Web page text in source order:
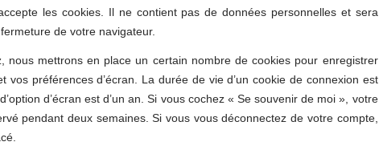
les cookies. Il ne contient pas de données personnelles et sera
de votre navigateur.
nous mettrons en place un certain nombre de cookies pour enregistrer
vos préférences d’écran. La durée de vie d’un cookie de connexion est
d’écran est d’un an. Si vous cochez « Se souvenir de moi », votre
pendant deux semaines. Si vous vous déconnectez de votre compte,